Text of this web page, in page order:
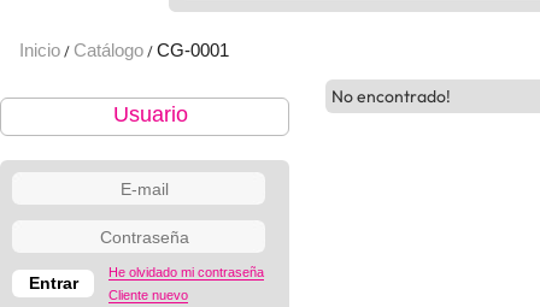
Inicio / Catálogo / CG-0001
Usuario
He olvidado mi contraseña
Cliente nuevo
No encontrado!